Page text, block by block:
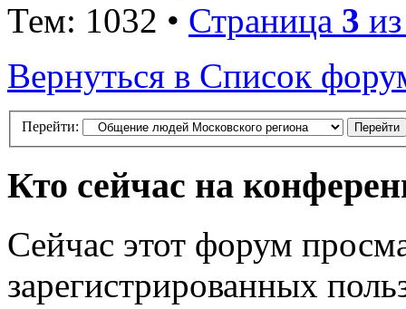
Тем: 1032 • Страница 3
Вернуться в Список
Перейти:
Кто сейчас на
Сейчас этот форум
зарегистрированных